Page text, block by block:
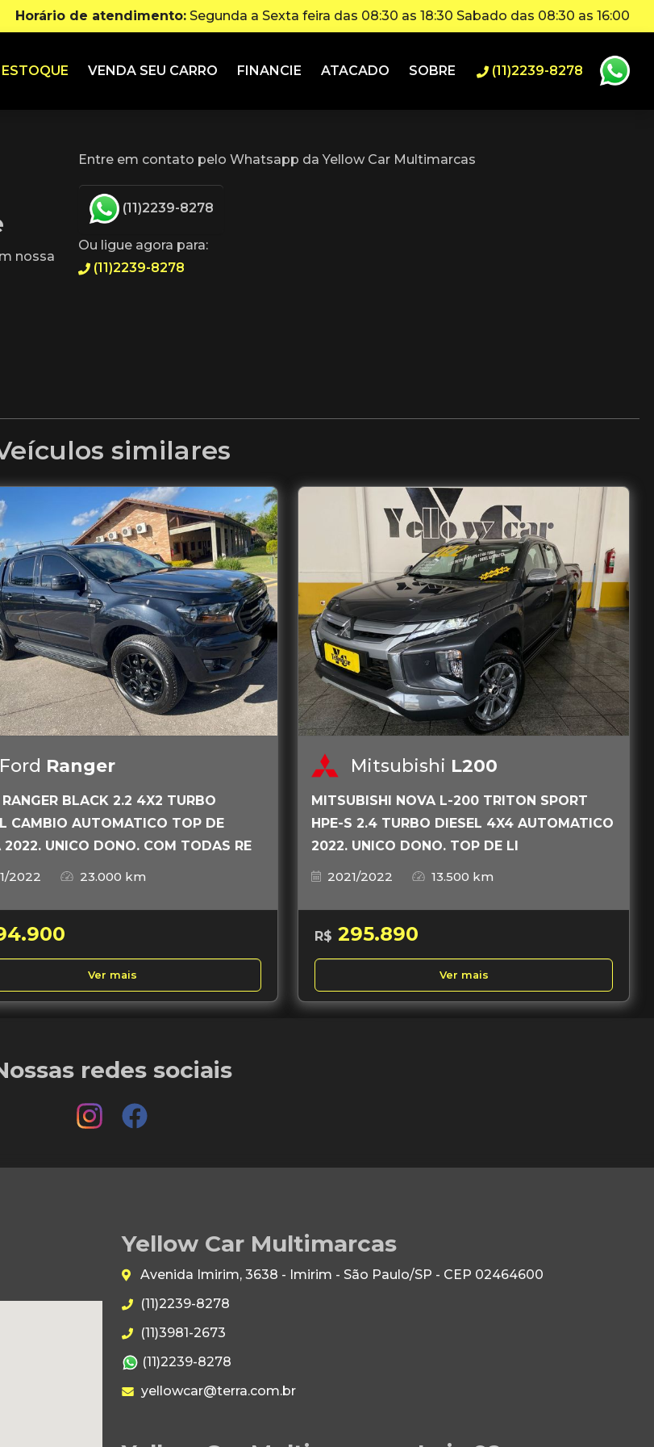
Horário de atendimento: Segunda a Sexta feira das 08:30 as 18:30 Sabado das 08:30 as 16:00
ESTOQUE VENDA SEU CARRO FINANCIE ATACADO SOBRE (11)2239-8278
nossa
Entre em contato pelo Whatsapp da Yellow Car Multimarcas
(11)2239-8278
Ou ligue agora para:
(11)2239-8278
similares
Ford Ranger
RANGER BLACK 2.2 4X2 TURBO
CAMBIO AUTOMATICO TOP DE
2022. UNICO DONO. COM TODAS RE
2022
23.000 km
Ver mais
Mitsubishi L200
MITSUBISHI NOVA L-200 TRITON SPORT
HPE-S 2.4 TURBO DIESEL 4X4 AUTOMATICO
2022. UNICO DONO. TOP DE LI
2021/2022
13.500 km
R$ 295.890
Ver mais
redes sociais
Yellow Car Multimarcas
Avenida Imirim, 3638 - Imirim - São Paulo/SP - CEP 02464600
(11)2239-8278
(11)3981-2673
(11)2239-8278
yellowcar@terra.com.br